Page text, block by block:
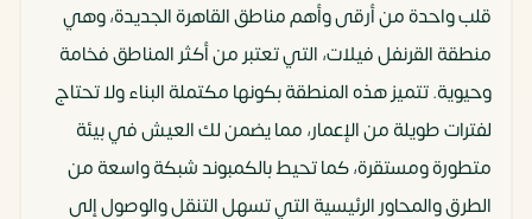
قلب واحدة من أرقى وأهم مناطق القاهرة الجديدة، وهي
منطقة القرنفل فيلات، التي تعتبر من أكثر المناطق فخامة
وحيوية. تتميز هذه المنطقة بكونها مكتملة البناء ولا تحتاج
لفترات طويلة من الإعمار، مما يضمن لك العيش في بيئة
متطورة ومستقرة، كما تحيط بالكمبوند شبكة واسعة من
الطرق والمحاور الرئيسية التي تسهل التنقل والوصول إلى